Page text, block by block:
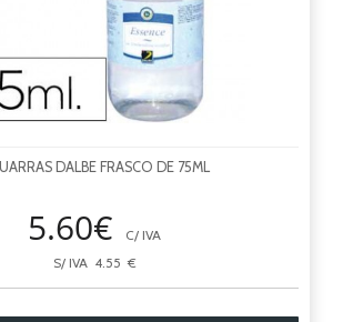
DALBE FRASCO DE 75ML
5.60€
C/ IVA
S/ IVA 4.55 €